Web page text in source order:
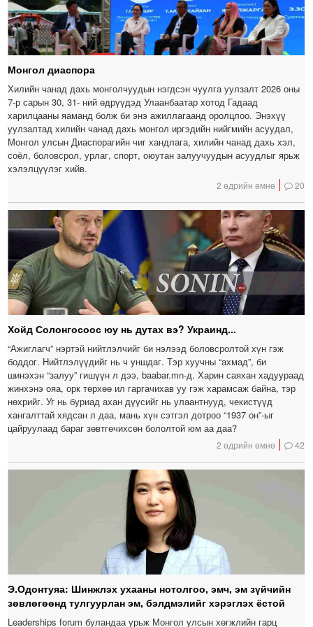
Монгол диаспора
Хилийн чанад дахь монголчуудын нэгдсэн чуулга уулзалт 2026 оны
7-р сарын 30, 31- ний өдрүүдэд Улаанбаатар хотод Гадаад
харилцааны яаманд болж би энэ ажиллагаанд оролцлоо. Энэхүү
уулзалтад хилийн чанад дахь монгол иргэдийн нийгмийн асуудал,
Монгол улсын Диаспорагийн чиг хандлага, хилийн чанад дахь хэл,
соёл, боловсрол, урлаг, спорт, оюутан залуучуудын асуудлыг ярьж
хэлэлцүүлэг хийв.
2 өдрийн өмнө 20
Хойд Солонгосоос юу нь дутах вэ? Украинд...
“Ажиглагч” нэртэй нийтлэлчийг би нэлээд боловсролтой хүн гэж
боддог. Нийтлэлүүдийг нь ч уншдаг. Тэр хуучны “ахмад”, би
шинэхэн “залуу” гишүүн л дээ, baabar.mn-д. Харин саяхан хадуураад
жинхэнэ ояа, орк төрхөө ил гаргачихав уу гэж харамсаж байна, тэр
нөхрийг. Уг нь буриад ахан дүүсийг нь улаантнууд, чекистүүд
хангалттай хядсан л даа, мань хүн сэтгэл дотроо “1937 он”-ыг
цайруулаад бараг зөвтгөчихсөн бололтой юм аа даа?
2 өдрийн өмнө 42
Э.Одонтуяа: Шинжлэх ухааны нотолгоо, эмч, эм зүйчийн
зөвлөгөөнд тулгуурлан эм, бэлдмэлийг хэрэглэх ёстой
Leaderships forum буландаа урьж Монгол улсын хөгжлийн гарц